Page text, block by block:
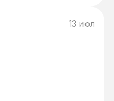
13 июл